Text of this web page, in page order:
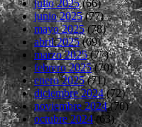
julio 2025(66)
junio 2025(77)
mayo 2025(78)
abril 2025(69)
marzo 2025(77)
febrero 2025(70)
enero 2025(71)
diciembre 2024(72)
noviembre 2024(70)
octubre 2024(63)